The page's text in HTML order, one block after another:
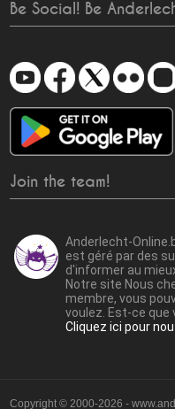
Be Social! Be
Join the team!
Anderlecht-
est géré par des
d'informer au
Notre site Nous
membre, vous
voulez. Est-ce
Cliquez ici pour
Copyright © 2000-2026 -